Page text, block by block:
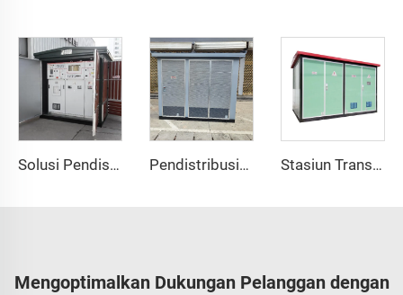
Solusi Pendistribusian Daya yang Efisien dan Hemat Energi Pendistribusian Daya yang Aman dan Handal Stasiun Transformator Gaya Eropa
Mengoptimalkan Dukungan Pelanggan dengan